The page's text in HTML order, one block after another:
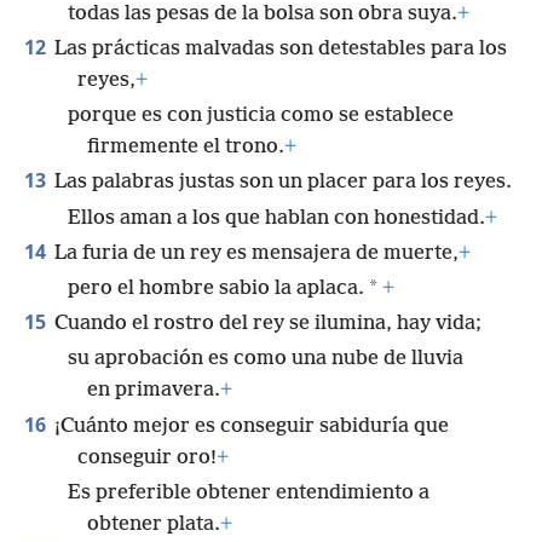
todas las pesas de la bolsa son obra suya.+
12 Las prácticas malvadas son detestables para los
reyes,+
porque es con justicia como se establece
firmemente el trono.+
13 Las palabras justas son un placer para los reyes.
Ellos aman a los que hablan con honestidad.+
14 La furia de un rey es mensajera de muerte,+
pero el hombre sabio la aplaca. * +
15 Cuando el rostro del rey se ilumina, hay vida;
su aprobación es como una nube de lluvia
en primavera.+
16 ¡Cuánto mejor es conseguir sabiduría que
conseguir oro!+
Es preferible obtener entendimiento a
obtener plata.+